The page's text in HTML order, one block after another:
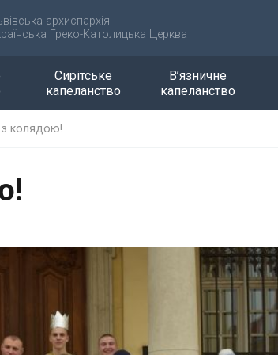
архиєпархія
Греко-Католицька Церква
Сирітське
капеланство
В’язничне
капеланство
колядою!